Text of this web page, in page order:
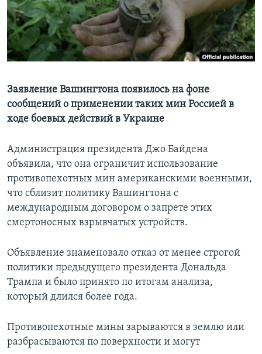
Learning English
СОЦИАЛЬНЫЕ СЕТИ
Языки
Заявление Вашингтона появилось на фоне
сообщений о применении таких мин Россией в
ходе боевых действий в Украине
Администрация президента Джо Байдена
объявила, что она ограничит использование
противопехотных мин американскими военными,
что сблизит политику Вашингтона с
международным договором о запрете этих
смертоносных взрывчатых устройств.
Объявление знаменовало отказ от менее строгой
политики предыдущего президента Дональда
Трампа и было принято по итогам анализа,
который длился более года.
Противопехотные мины зарываются в землю или
разбрасываются по поверхности и могут